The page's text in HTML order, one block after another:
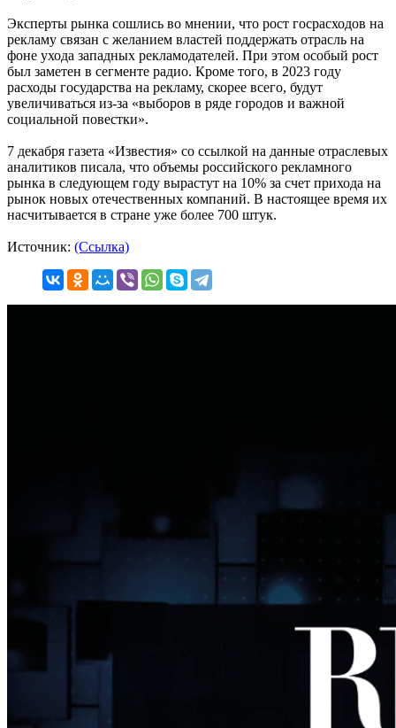
Эксперты рынка сошлись во мнении, что рост госрасходов на
рекламу связан с желанием властей поддержать отрасль на
фоне ухода западных рекламодателей. При этом особый рост
был заметен в сегменте радио. Кроме того, в 2023 году
расходы государства на рекламу, скорее всего, будут
увеличиваться из-за «выборов в ряде городов и важной
социальной повестки».
7 декабря газета «Известия» со ссылкой на данные отраслевых
аналитиков писала, что объемы российского рекламного
рынка в следующем году вырастут на 10% за счет прихода на
рынок новых отечественных компаний. В настоящее время их
насчитывается в стране уже более 700 штук.
Источник: (Ссылка)